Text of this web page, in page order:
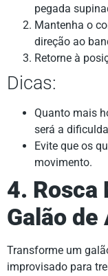
pegada
Mantenha o
direção ao
Retorne à
Dicas:
Quanto mais
será a
Evite que os
movimento.
4. Rosca
Galão de
Transforme um
improvisado para